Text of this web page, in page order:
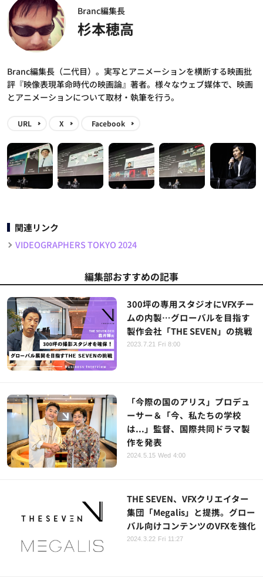
Branc編集長
杉本穂高
Branc編集長（二代目）。実写とアニメーションを横断する映画批
評『映像表現革命時代の映画論』著者。様々なウェブ媒体で、映画
とアニメーションについて取材・執筆を行う。
URL X Facebook
関連リンク
VIDEOGRAPHERS TOKYO 2024
編集部おすすめの記事
300坪の専用スタジオにVFXチー
ムの内製…グローバルを目指す
製作会社「THE SEVEN」の挑戦
2023.7.21 Fri 8:00
「今際の国のアリス」プロデュ
ーサー＆「今、私たちの学校
は...」監督、国際共同ドラマ製
作を発表
2024.5.15 Wed 4:00
THE SEVEN、VFXクリエイター
集団「Megalis」と提携。グロー
バル向けコンテンツのVFXを強化
2024.3.22 Fri 11:27